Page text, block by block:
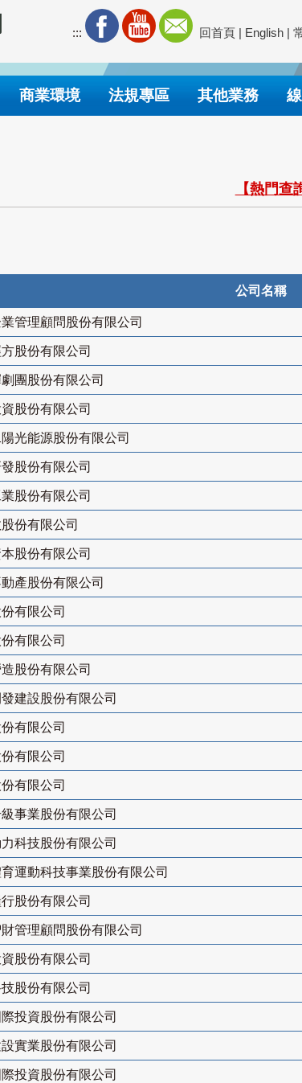
::: 回首頁 | English |
商業環境 法規專區 其他業務
【熱門
公司名稱
管理顧問股份有限公司
股份有限公司
團股份有限公司
股份有限公司
光能源股份有限公司
股份有限公司
股份有限公司
份有限公司
股份有限公司
產股份有限公司
有限公司
有限公司
股份有限公司
建設股份有限公司
有限公司
有限公司
有限公司
事業股份有限公司
科技股份有限公司
運動科技事業股份有限公司
股份有限公司
管理顧問股份有限公司
股份有限公司
股份有限公司
投資股份有限公司
實業股份有限公司
投資股份有限公司